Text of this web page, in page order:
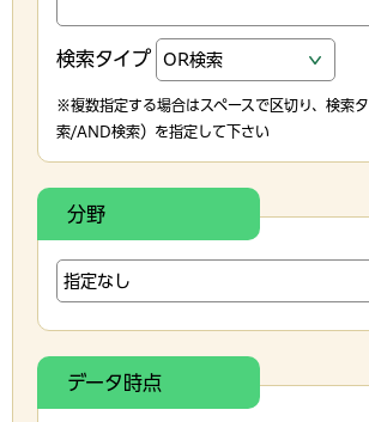
検索タイプ
※複数指定する場合はスペースで区切り、検索
索/AND検索）を指定して下さい
分野
データ時点